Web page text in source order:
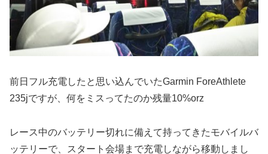
前日フル充電したと思い込んでいたGarmin ForeAthlete
235jですが、何をミスってたのか残量10%orz
レース中のバッテリー切れに備えて持ってきたモバイルバ
ッテリーで、スタート会場まで充電しながら移動しまし